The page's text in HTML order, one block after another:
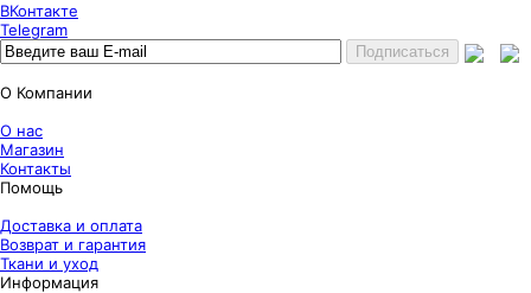
ВКонтакте
Telegram
О Компании
О нас
Магазин
Контакты
Помощь
Доставка и оплата
Возврат и гарантия
Ткани и уход
Информация